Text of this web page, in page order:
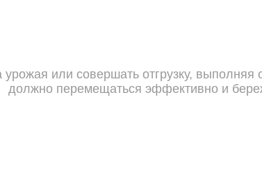
или совершать отгрузку,
должно перемещаться эффективно и